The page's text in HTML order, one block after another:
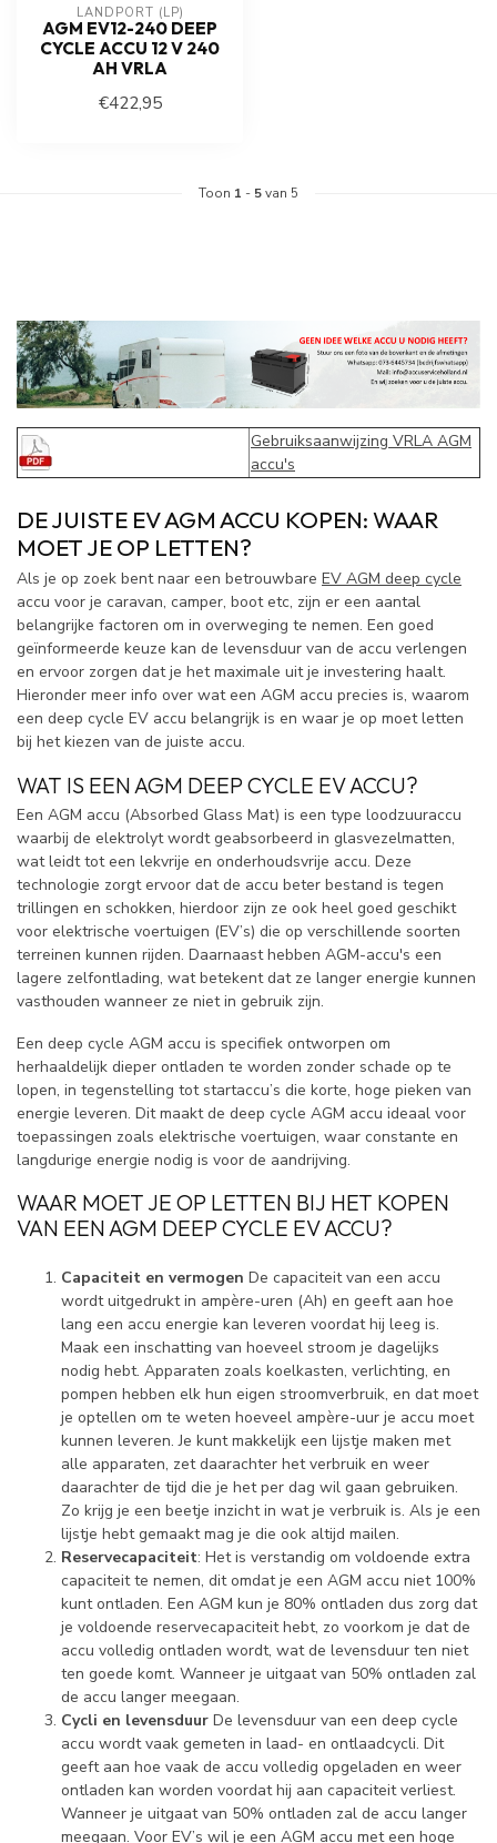
LANDPORT (LP)
AGM EV12-240 DEEP
CYCLE ACCU 12 V 240
AH VRLA
€422,95
Toon 1 - 5van 5
Gebruiksaanwijzing VRLA AGM
accu's
DE JUISTE EV AGM ACCU KOPEN: WAAR
MOET JE OP LETTEN?
Als je op zoek bent naar een betrouwbare EV AGM deep cycle
accu voor je caravan, camper, boot etc, zijn er een aantal
belangrijke factoren om in overweging te nemen. Een goed
geïnformeerde keuze kan de levensduur van de accu verlengen
en ervoor zorgen dat je het maximale uit je investering haalt.
Hieronder meer info over wat een AGM accu precies is, waarom
een deep cycle EV accu belangrijk is en waar je op moet letten
bij het kiezen van de juiste accu.
WAT IS EEN AGM DEEP CYCLE EV ACCU?
Een AGM accu (Absorbed Glass Mat) is een type loodzuuraccu
waarbij de elektrolyt wordt geabsorbeerd in glasvezelmatten,
wat leidt tot een lekvrije en onderhoudsvrije accu. Deze
technologie zorgt ervoor dat de accu beter bestand is tegen
trillingen en schokken, hierdoor zijn ze ook heel goed geschikt
voor elektrische voertuigen (EV’s) die op verschillende soorten
terreinen kunnen rijden. Daarnaast hebben AGM-accu's een
lagere zelfontlading, wat betekent dat ze langer energie kunnen
vasthouden wanneer ze niet in gebruik zijn.
Een deep cycle AGM accu is specifiek ontworpen om
herhaaldelijk dieper ontladen te worden zonder schade op te
lopen, in tegenstelling tot startaccu’s die korte, hoge pieken van
energie leveren. Dit maakt de deep cycle AGM accu ideaal voor
toepassingen zoals elektrische voertuigen, waar constante en
langdurige energie nodig is voor de aandrijving.
WAAR MOET JE OP LETTEN BIJ HET KOPEN
VAN EEN AGM DEEP CYCLE EV ACCU?
Capaciteit en vermogen De capaciteit van een accu
wordt uitgedrukt in ampère-uren (Ah) en geeft aan hoe
lang een accu energie kan leveren voordat hij leeg is.
Maak een inschatting van hoeveel stroom je dagelijks
nodig hebt. Apparaten zoals koelkasten, verlichting, en
pompen hebben elk hun eigen stroomverbruik, en dat moet
je optellen om te weten hoeveel ampère-uur je accu moet
kunnen leveren. Je kunt makkelijk een lijstje maken met
alle apparaten, zet daarachter het verbruik en weer
daarachter de tijd die je het per dag wil gaan gebruiken.
Zo krijg je een beetje inzicht in wat je verbruik is. Als je een
lijstje hebt gemaakt mag je die ook altijd mailen.
Reservecapaciteit: Het is verstandig om voldoende extra
capaciteit te nemen, dit omdat je een AGM accu niet 100%
kunt ontladen. Een AGM kun je 80% ontladen dus zorg dat
je voldoende reservecapaciteit hebt, zo voorkom je dat de
accu volledig ontladen wordt, wat de levensduur ten niet
ten goede komt. Wanneer je uitgaat van 50% ontladen zal
de accu langer meegaan.
Cycli en levensduur De levensduur van een deep cycle
accu wordt vaak gemeten in laad- en ontlaadcycli. Dit
geeft aan hoe vaak de accu volledig opgeladen en weer
ontladen kan worden voordat hij aan capaciteit verliest.
Wanneer je uitgaat van 50% ontladen zal de accu langer
meegaan. Voor EV’s wil je een AGM accu met een hoge